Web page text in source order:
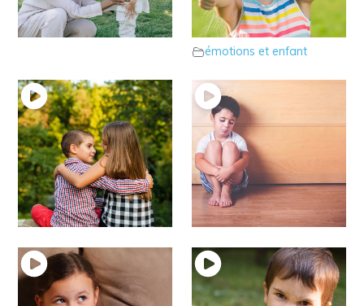
emphatique
émotions et enfant
que développent votre
enfant
émotions et enfant
13 – Parlons de
l’Amour chez l’enfant
émotions et enfant
12 – Parlons de la
tristesse chez l’enfant
émotions et enfant